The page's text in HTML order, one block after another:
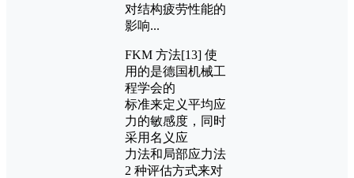
FKM 方法[13] 使
用的是德国机械工
程学会的
标准来定义平均应
力的敏感度，同时
采用名义应
力法和局部应力法
2 种评估方式来对